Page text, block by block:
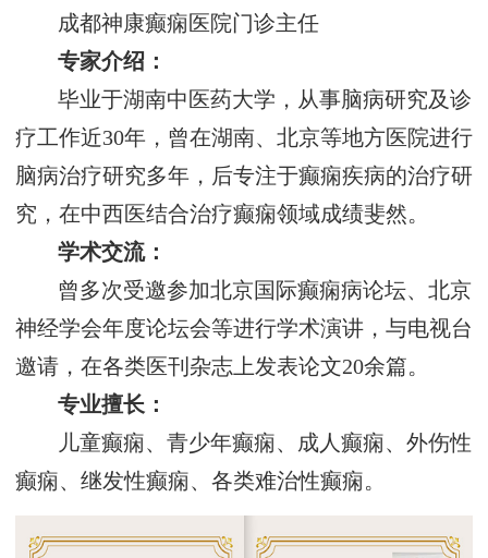
成都神康癫痫医院门诊主任
专家介绍：
毕业于湖南中医药大学，从事脑病研究及诊
疗工作近30年，曾在湖南、北京等地方医院进行
脑病治疗研究多年，后专注于癫痫疾病的治疗研
究，在中西医结合治疗癫痫领域成绩斐然。
学术交流：
曾多次受邀参加北京国际癫痫病论坛、北京
神经学会年度论坛会等进行学术演讲，与电视台
邀请，在各类医刊杂志上发表论文20余篇。
专业擅长：
儿童癫痫、青少年癫痫、成人癫痫、外伤性
癫痫、继发性癫痫、各类难治性癫痫。